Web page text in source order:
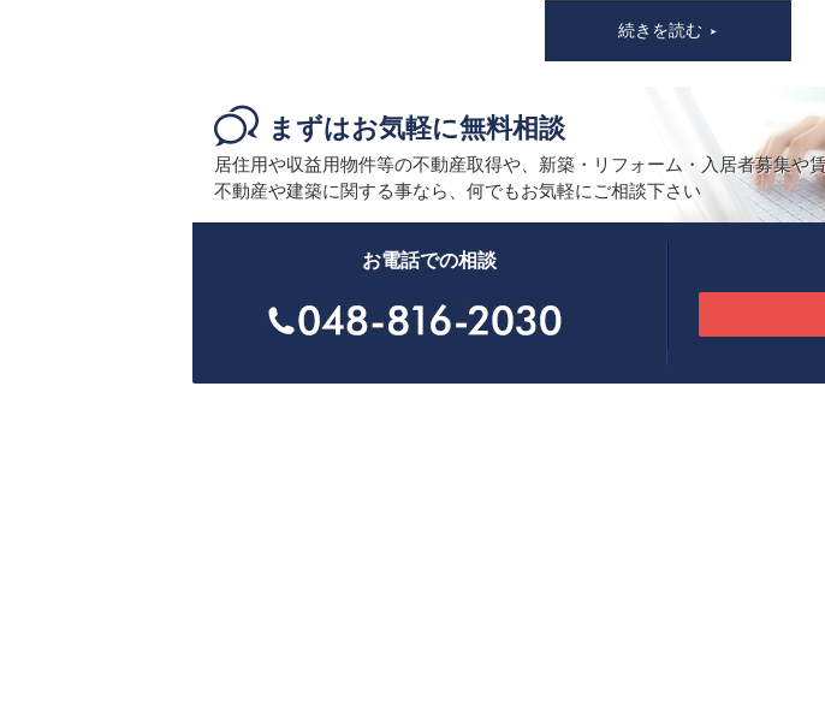
続きを読む
まずはお気軽に無料相談
居住用や収益用物件等の不動産取得や、新築・リフォーム・入居者募集や
不動産や建築に関する事なら、何でもお気軽にご相談下さい
お電話での相談